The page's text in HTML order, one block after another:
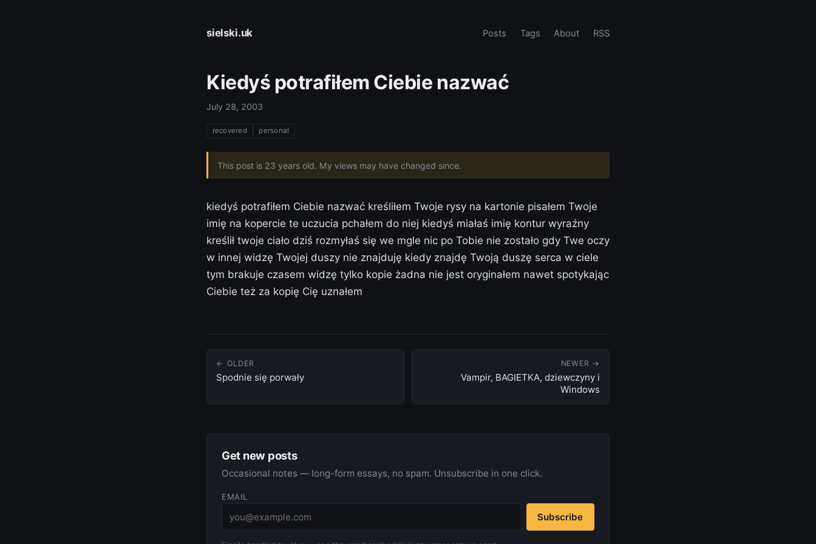
sielski.uk Posts Tags About RSS
Kiedyś potrafiłem Ciebie nazwać
July 28, 2003
recovered personal
This post is 23 years old. My views may have changed since.
kiedyś potrafiłem Ciebie nazwać kreśliłem Twoje rysy na kartonie pisałem Twoje
imię na kopercie te uczucia pchałem do niej kiedyś miałaś imię kontur wyraźny
kreślił twoje ciało dziś rozmyłaś się we mgle nic po Tobie nie zostało gdy Twe oczy
w innej widzę Twojej duszy nie znajduję kiedy znajdę Twoją duszę serca w ciele
tym brakuje czasem widzę tylko kopie żadna nie jest oryginałem nawet spotykając
Ciebie też za kopię Cię uznałem
← OLDER
Spodnie się porwały
NEWER →
Vampir, BAGIETKA, dziewczyny i
Windows
Get new posts
Occasional notes — long-form essays, no spam. Unsubscribe in one click.
EMAIL
Subscribe